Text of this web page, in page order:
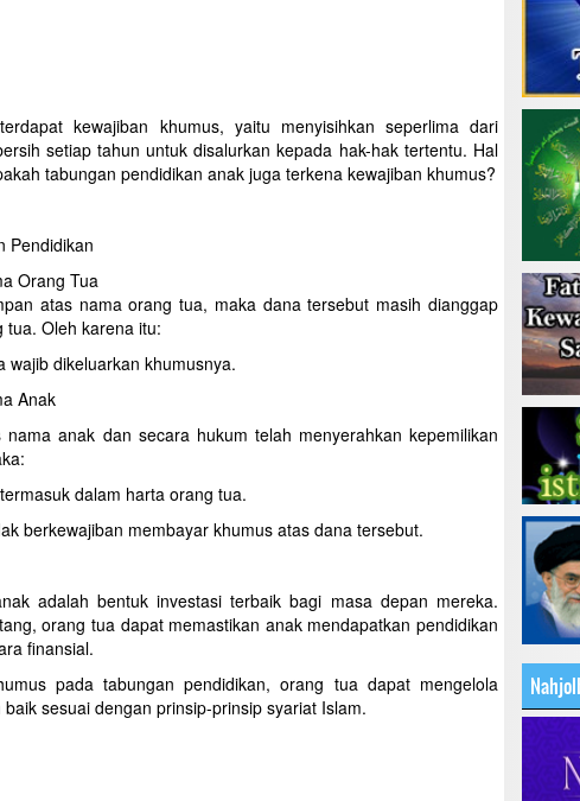
kewajiban khumus, yaitu menyisihkan seperlima dari
setiap tahun untuk disalurkan kepada hak-hak tertentu. Hal
tabungan pendidikan anak juga terkena kewajiban khumus?
Pendidikan
Orang Tua
atas nama orang tua, maka dana tersebut masih dianggap
Oleh karena itu:
wajib dikeluarkan khumusnya.
Anak
anak dan secara hukum telah menyerahkan kepemilikan
dalam harta orang tua.
berkewajiban membayar khumus atas dana tersebut.
adalah bentuk investasi terbaik bagi masa depan mereka.
orang tua dapat memastikan anak mendapatkan pendidikan
finansial.
pada tabungan pendidikan, orang tua dapat mengelola
sesuai dengan prinsip-prinsip syariat Islam.